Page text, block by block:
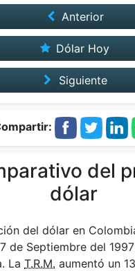
Anterior
Dólar Hoy
Siguiente
del
dólar
del dólar en
de Septiembre del
La T.R.M. aumentó un